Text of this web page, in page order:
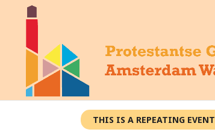
THIS IS A REPEATING EVENT